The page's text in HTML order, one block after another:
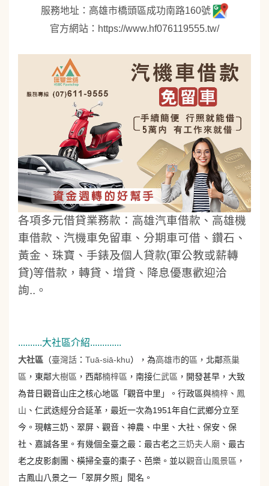
服務地址：高雄市橋頭區成功南路160號
官方網站： https://www.hf076119555.tw/
各項多元借貸業務款：高雄汽車借款、高雄機
車借款、汽機車免留車、分期車可借、鑽石 、
黃金、珠寶、手錶及個人貸款(軍公教或薪轉
貸)等借款，轉貸、增貸、降息優惠歡迎洽
詢..。
..........大社區介紹.............
大社區 （臺灣話 ： Tuā-siā-khu），為高雄市的區 ，北鄰燕巢
區 ，東鄰大樹區 ，西鄰楠梓區 ，南接仁武區 ，開發甚早，大致
為昔日觀音山庄之核心地區「觀音中里」。行政區與楠梓 、 鳳
山 、仁武迭經分合延革，最近一次為1951年自仁武鄉分立至
今。現轄三奶、翠屏、觀音、神農、中里、大社、保安、保
社、嘉誠各里。有幾個全臺之最：最古老之三奶夫人廟 、最古
老之皮影劇團、橫掃全臺的棗子、芭樂。並以觀音山風景區 ，
古鳳山八景之一「翠屏夕照」聞名。